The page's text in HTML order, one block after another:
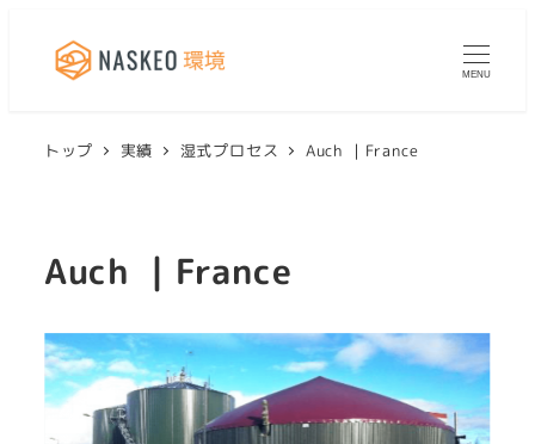
MENU
トップ 実績 湿式プロセス Auch ｜France
Auch ｜France